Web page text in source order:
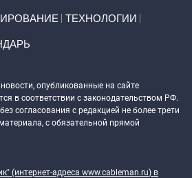
ТЕХНОЛОГИИ
опубликованные на сайте
в соответствии с законодательством РФ.
согласования с редакцией не более трети
с обязательной прямой
(интернет-адреса www.cableman.ru) в